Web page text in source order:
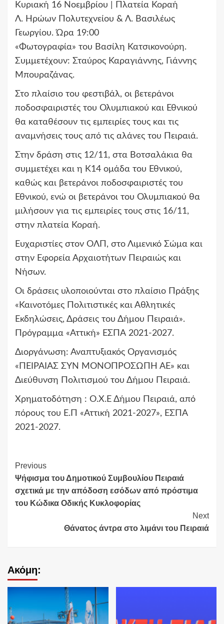
Κυριακή 16 Νοεμβρίου | Πλατεία Κοραή
Λ. Ηρώων Πολυτεχνείου & Λ. Βασιλέως
Γεωργίου. Ώρα 19:00
«Φωτογραφία» του Βασίλη Κατσικονούρη.
Συμμετέχουν: Σταύρος Καραγιάννης, Γιάννης
Μπουραζάνας.
Στο πλαίσιο του φεστιβάλ, οι βετεράνοι
ποδοσφαιριστές του Ολυμπιακού και Εθνικού
θα καταθέσουν τις εμπειρίες τους και τις
αναμνήσεις τους από τις αλάνες του Πειραιά.
Στην δράση στις 12/11, στα Βοτσαλάκια θα
συμμετέχει και η Κ14 ομάδα του Εθνικού,
καθώς και βετεράνοι ποδοσφαιριστές του
Εθνικού, ενώ οι βετεράνοι του Ολυμπιακού θα
μιλήσουν για τις εμπειρίες τους στις 16/11,
στην πλατεία Κοραή.
Ευχαριστίες στον ΟΛΠ, στο Λιμενικό Σώμα και
στην Εφορεία Αρχαιοτήτων Πειραιώς και
Νήσων.
Οι δράσεις υλοποιούνται στο πλαίσιο Πράξης
«Καινοτόμες Πολιτιστικές και Αθλητικές
Εκδηλώσεις, Δράσεις του Δήμου Πειραιά».
Πρόγραμμα «Αττική» ΕΣΠΑ 2021-2027.
Διοργάνωση: Αναπτυξιακός Οργανισμός
«ΠΕΙΡΑΙΑΣ ΣΥΝ ΜΟΝΟΠΡΟΣΩΠΗ ΑΕ» και
Διεύθυνση Πολιτισμού του Δήμου Πειραιά.
Χρηματοδότηση : Ο.Χ.Ε Δήμου Πειραιά, από
πόρους του Ε.Π «Αττική 2021-2027», ΕΣΠΑ
2021-2027.
Continue
Reading
Previous
Ψήφισμα του Δημοτικού Συμβουλίου Πειραιά
σχετικά με την απόδοση εσόδων από πρόστιμα
του Κώδικα Οδικής Κυκλοφορίας
Next
Θάνατος άντρα στο λιμάνι του Πειραιά
Ακόμη: